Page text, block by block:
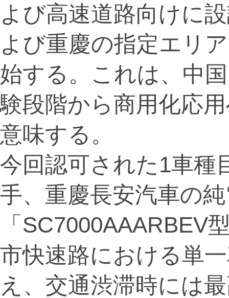
よび高速道路向けに
よび重慶の指定エリ
始する。これは、中
験段階から商用化応
意味する。
今回認可された1車種
手、重慶長安汽車の
「SC7000AAARBEV
市快速路における単
え、交通渋滞時には